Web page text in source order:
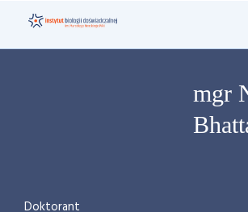
mgr
Doktorant